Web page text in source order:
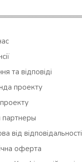
та відповіді
проекту
проекту
від відповідальності
оферта